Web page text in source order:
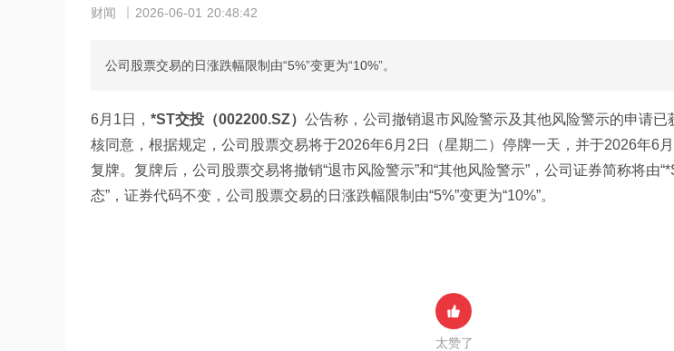
财闻 2026-06-01 20:48:42
公司股票交易的日涨跌幅限制由“5%”变更为“10%”。
6月1日， *ST交投（002200.SZ） 公告称，公司撤销退市风险警示及其他风险警示的申请已
核同意，根据规定，公司股票交易将于2026年6月2日（星期二）停牌一天，并于2026年6
复牌。复牌后，公司股票交易将撤销“退市风险警示”和“其他风险警示”，公司证券简称将由
态”，证券代码不变，公司股票交易的日涨跌幅限制由“5%”变更为“10%”。
太赞了